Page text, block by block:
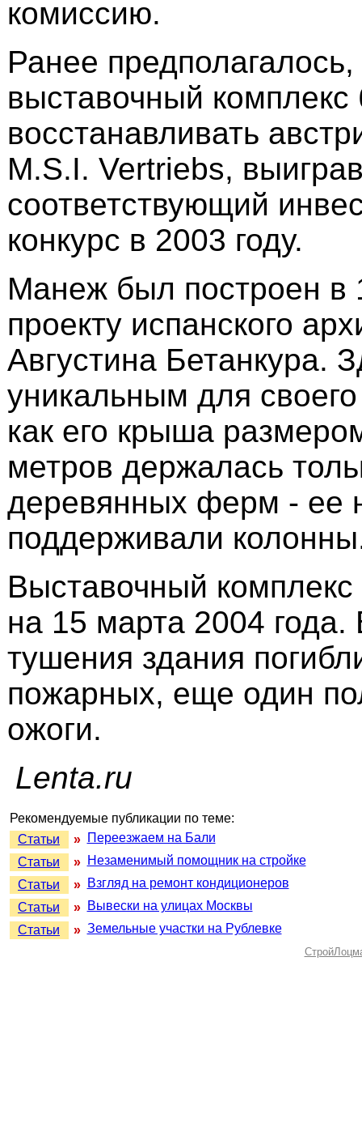
комиссию.
Ранее предполагалось,
выставочный комплекс
восстанавливать
M.S.I. Vertriebs,
соответствующий
конкурс в 2003 году.
Манеж был построен в
проекту испанского
Августина Бетанкура.
уникальным для
как его крыша
метров держалась
деревянных ферм - ее
поддерживали
Выставочный комплекс
на 15 марта 2004
тушения здания
пожарных, еще один
ожоги.
Lenta.ru
Рекомендуемые публикации по теме:
Статьи
»
Переезжаем на Бали
Статьи
»
Незаменимый помощник на стройке
Статьи
»
Взгляд на ремонт кондиционеров
Статьи
»
Вывески на улицах Москвы
Статьи
» Земельные участки на Рублевке